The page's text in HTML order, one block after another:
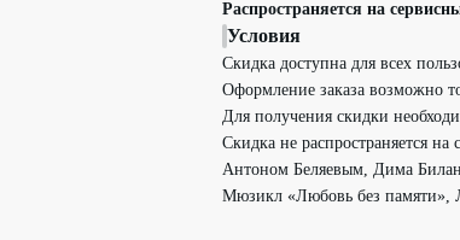
Распространяется на
Условия
Скидка доступна для всех
Оформление заказа возможно
Для получения скидки
Скидка не распространяется
Антоном Беляевым, Дима
Мюзикл «Любовь без памяти»,